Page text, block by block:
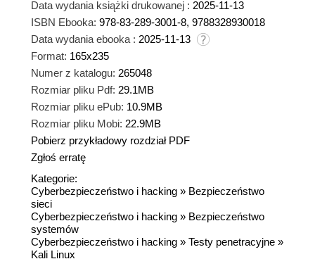
Data wydania książki drukowanej : 2025-11-13
ISBN Ebooka: 978-83-289-3001-8, 9788328930018
Data wydania ebooka : 2025-11-13
Format: 165x235
Numer z katalogu: 265048
Rozmiar pliku Pdf: 29.1MB
Rozmiar pliku ePub: 10.9MB
Rozmiar pliku Mobi: 22.9MB
Pobierz przykładowy rozdział PDF
Zgłoś erratę
Kategorie:
Cyberbezpieczeństwo i hacking » Bezpieczeństwo
sieci
Cyberbezpieczeństwo i hacking » Bezpieczeństwo
systemów
Cyberbezpieczeństwo i hacking » Testy penetracyjne »
Kali Linux